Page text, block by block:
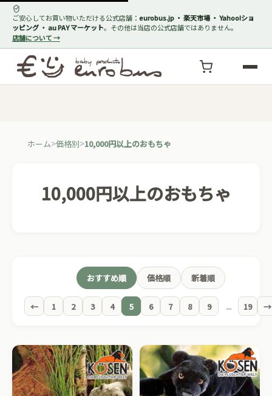
ご安心してお買い物いただける公式店舗： eurobus.jp ・ 楽天市場 ・ Yahoo!ショ
ッピング ・ au PAY マーケット。その他は当店の公式店舗ではありません。
店舗について →
ホーム 価格別 10,000円以上のおもちゃ
10,000円以上のおもちゃ
おすすめ順 価格順 新着順
← 1 2 3 4 5 6 7 8 9 ... 19 →